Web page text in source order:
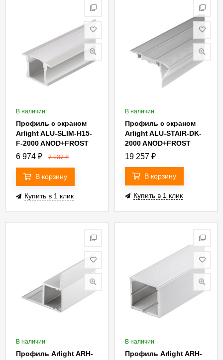
В наличии
Профиль с экраном
Arlight ALU-SLIM-H15-
F-2000 ANOD+FROST
018243
6 974 ₽ 7 137₽
В корзину
Купить в 1 клик
В наличии
Профиль с экраном
Arlight ALU-STAIR-DK-
2000 ANOD+FROST
015473
19 257 ₽
В корзину
Купить в 1 клик
В наличии
Профиль Arlight ARH-
В наличии
Профиль Arlight ARH-